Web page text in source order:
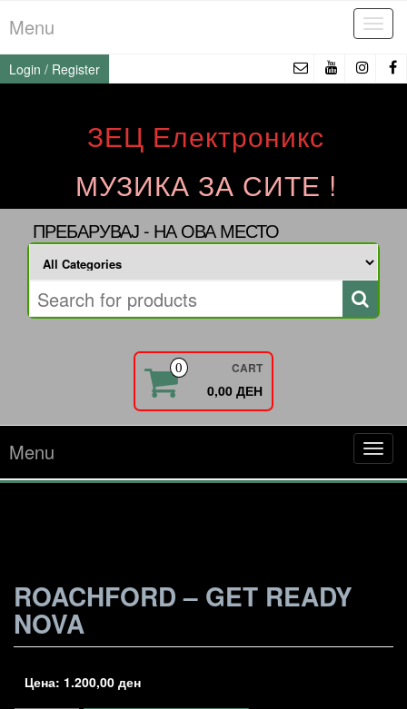
to
the
content
Menu
Login / Register
ЗЕЦ Електроникс
МУЗИКА ЗА СИТЕ !
ПРЕБАРУВАЈ - НА ОВА МЕСТО
0 CART
0,00 ДЕН
Menu
ROACHFORD – GET READY
NOVA
Цена: 1.200,00 ден